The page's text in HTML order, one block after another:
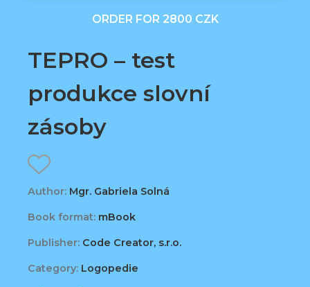
ORDER FOR 2800 CZK
TEPRO – test
produkce slovní
zásoby
Author: Mgr. Gabriela Solná
Book format: mBook
Publisher: Code Creator, s.r.o.
Category: Logopedie